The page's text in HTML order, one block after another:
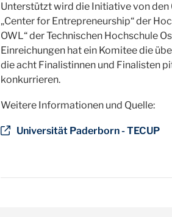
Unterstützt wird die Initiative von
„Center for Entrepreneurship“ der
OWL“ der Technischen Hochschule
Einreichungen hat ein Komitee die
die acht Finalistinnen und Finalisten
konkurrieren.
Weitere Informationen und Quelle:
Universität Paderborn - TECUP